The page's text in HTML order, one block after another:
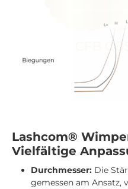
Lashcom®
Vielfältige
Durchmesser: Die
gemessen am Ansatz,